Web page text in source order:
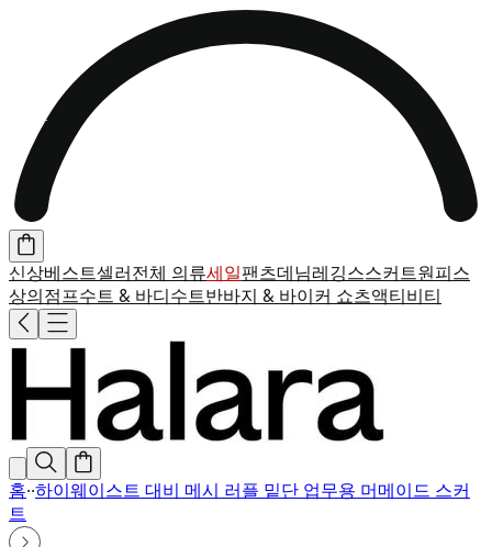
신상베스트셀러 전체 의류세일팬츠데님레깅스스커트원피스
상의 점프수트 & 바디수트반바지 & 바이커 쇼츠액티비티
홈··하이웨이스트 대비 메시 러플 밑단 업무용 머메이드 스커
트